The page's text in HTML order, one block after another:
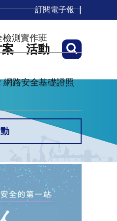
訂閱電子報
活動
檢測實作班
網路安全基礎證照